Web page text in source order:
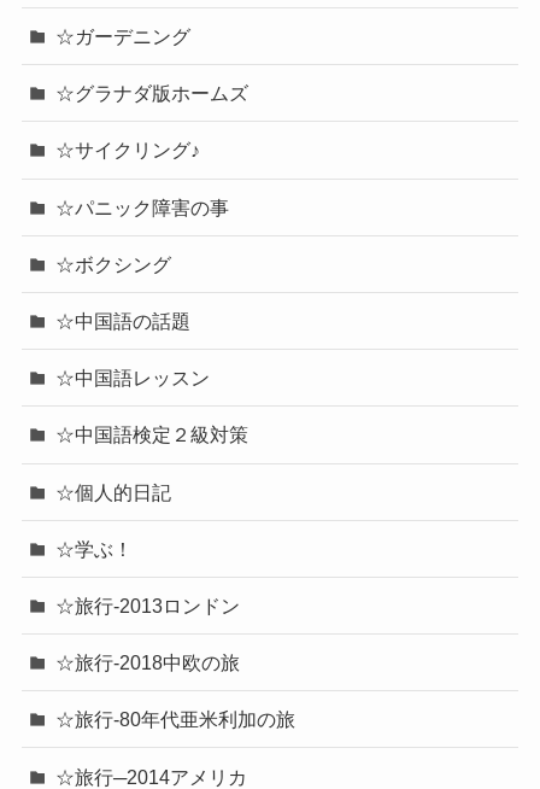
☆ガーデニング
☆グラナダ版ホームズ
☆サイクリング♪
☆パニック障害の事
☆ボクシング
☆中国語の話題
☆中国語レッスン
☆中国語検定２級対策
☆個人的日記
☆学ぶ！
☆旅行-2013ロンドン
☆旅行-2018中欧の旅
☆旅行-80年代亜米利加の旅
☆旅行─2014アメリカ